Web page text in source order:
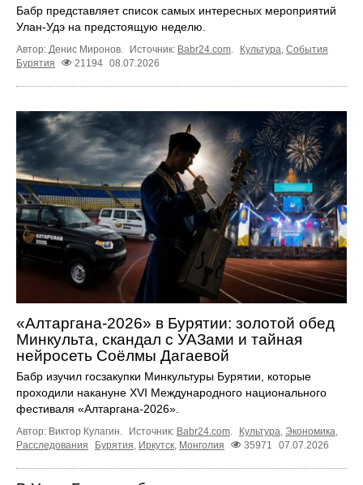
Бабр представляет список самых интересных мероприятий
Улан-Удэ на предстоящую неделю.
Автор: Денис Миронов. Источник: Babr24.com. Культура, События
Бурятия
21194 08.07.2026
«Алтаргана-2026» в Бурятии: золотой обед
Минкульта, скандал с УАЗами и тайная
нейросеть Соёлмы Дагаевой
Бабр изучил госзакупки Минкультуры Бурятии, которые
проходили накануне XVI Международного национального
фестиваля «Алтаргана-2026».
Автор: Виктор Кулагин. Источник: Babr24.com. Культура, Экономика,
Расследования
Бурятия, Иркутск, Монголия 35971 07.07.2026